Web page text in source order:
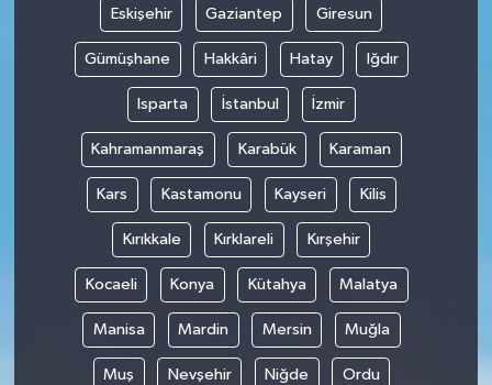
Eskişehir Gaziantep Giresun
Gümüşhane Hakkâri Hatay Iğdır
Isparta İstanbul İzmir
Kahramanmaraş Karabük Karaman
Kars Kastamonu Kayseri Kilis
Kırıkkale Kırklareli Kırşehir
Kocaeli Konya Kütahya Malatya
Manisa Mardin Mersin Muğla
Muş Nevşehir Niğde Ordu